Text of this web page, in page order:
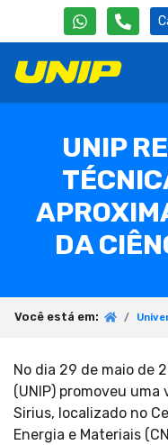
UNIP
DA
Você está em:
No dia 29 de maio de
(UNIP) promoveu
Sirius, localizado no
Energia e Materiais